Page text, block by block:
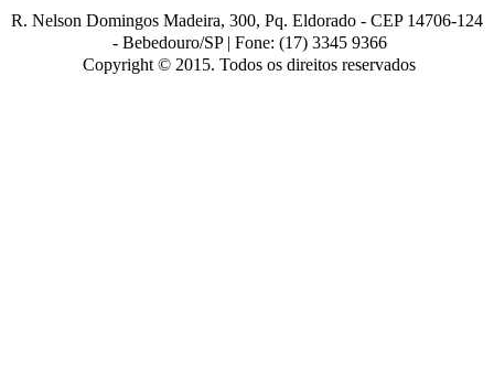
R. Nelson Domingos Madeira, 300, Pq. Eldorado - CEP 14706-124
- Bebedouro/SP | Fone: (17) 3345 9366
Copyright © 2015. Todos os direitos reservados